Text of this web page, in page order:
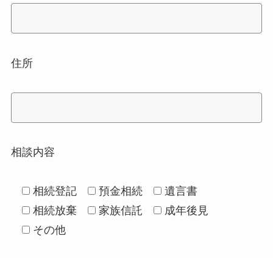
住所
相談内容
相続登記 預金相続
遺言書
相続放棄
家族信託
成年後見
その他